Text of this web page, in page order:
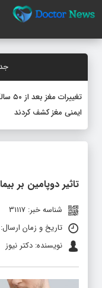
ایمنی مغز کشف کردند
تاثیر دوپامین بر
شناسه خبر: 31117
تاریخ و زمان ارسال: ۱ اسفند ۱۴۰۲ ساعت ۰۹:۲۴
نویسنده: دکتر نیوز